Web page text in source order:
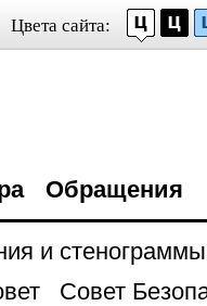
Цвета сайта:
Обращения
и стенограммы
Совет